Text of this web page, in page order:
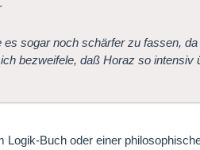
sogar noch schärfer zu fassen,
bezweifele, daß Horaz so
Logik-Buch oder einer